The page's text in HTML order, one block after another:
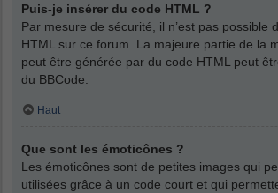
Puis-je insérer du code HTML ?
Par mesure de sécurité, il n’est pas possible
HTML sur ce forum. La majeure partie de la
peut être générée par du code HTML peut
du BBCode.
Haut
Que sont les émoticônes ?
Les émoticônes sont de petites images qui
utilisées grâce à un code court et qui